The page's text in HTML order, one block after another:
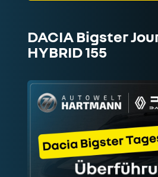
DACIA Bigster
HYBRID 155